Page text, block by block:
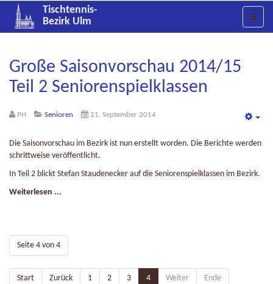
Tischtennis-
Bezirk Ulm
Große Saisonvorschau 2014/15
Teil 2 Seniorenspielklassen
PH Senioren 21. September 2014
Die Saisonvorschau im Bezirk ist nun erstellt worden. Die Berichte werden
schrittweise veröffentlicht.
In Teil 2 blickt Stefan Staudenecker auf die Seniorenspielklassen im Bezirk.
Weiterlesen ...
Seite 4 von 4
Start Zurück 1 2 3 4 Weiter Ende